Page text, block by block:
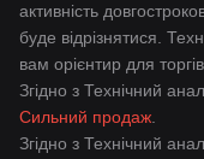
активність
буде відрізнятися.
вам орієнтир для
Згідно з Технічний
Сильний продаж
Згідно з Технічний